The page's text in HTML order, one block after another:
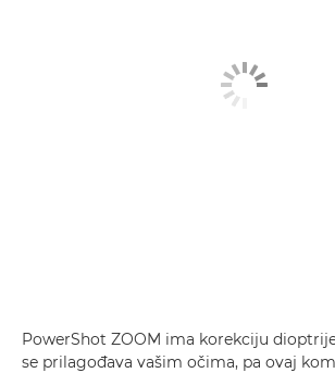
PowerShot ZOOM ima korekciju
se prilagođava vašim očima, pa ovaj